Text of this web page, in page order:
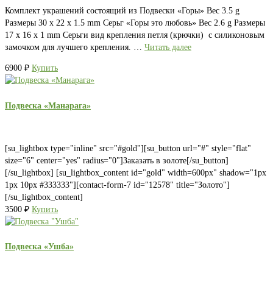
Комплект украшений состоящий из Подвески «Горы» Вес 3.5 g
Размеры 30 x 22 x 1.5 mm Серьг «Горы это любовь» Вес 2.6 g Размеры
17 x 16 x 1 mm Серьги вид крепления петля (крючки) с силиконовым
замочком для лучшего крепления. … Читать далее
6900 ₽ Купить
Подвеска «Манарага»
[su_lightbox type="inline" src="#gold"][su_button url="#" style="flat"
size="6" center="yes" radius="0"]Заказать в золоте[/su_button]
[/su_lightbox] [su_lightbox_content id="gold" width=600px" shadow="1px
1px 10px #333333"][contact-form-7 id="12578" title="Золото"]
[/su_lightbox_content]
3500 ₽ Купить
Подвеска «Ушба»